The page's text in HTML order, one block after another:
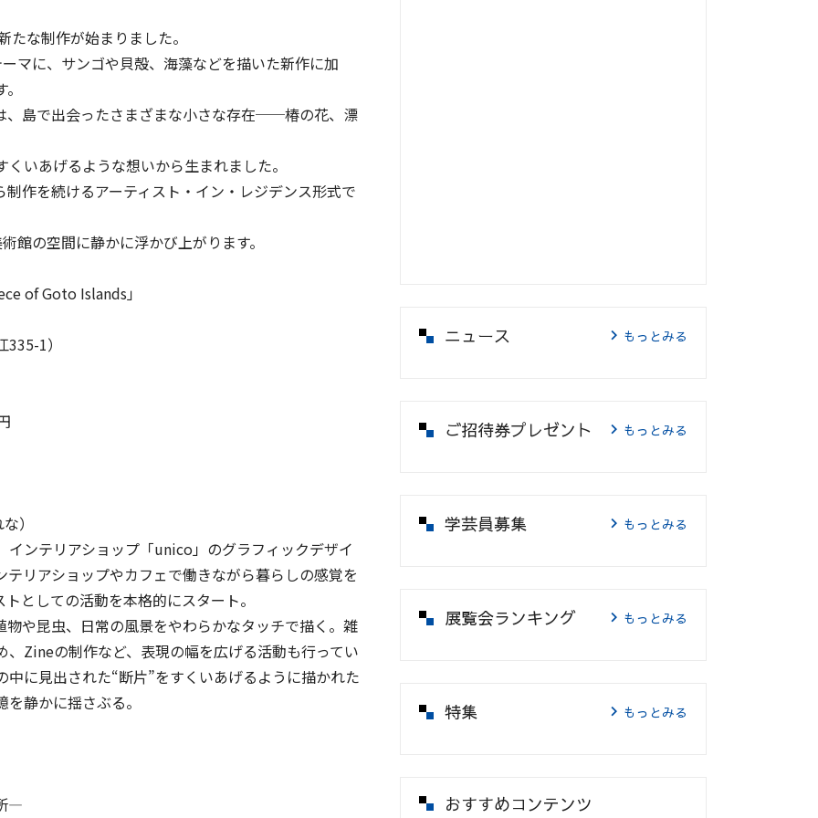
な制作が始まりました。
マに、サンゴや貝殻、海藻などを描いた新作に加
、島で出会ったさまざまな小さな存在──椿の花、漂
いあげるような想いから生まれました。
作を続けるアーティスト・イン・レジデンス形式で
館の空間に静かに浮かび上がります。
of Goto Islands」
1）
）
ンテリアショップ「unico」のグラフィックデザイ
リアショップやカフェで働きながら暮らしの感覚を
としての活動を本格的にスタート。
や昆虫、日常の風景をやわらかなタッチで描く。雑
Zineの制作など、表現の幅を広げる活動も行ってい
に見出された“断片”をすくいあげるように描かれた
静かに揺さぶる。
―
ニュース もっとみる
ご招待券プレゼント もっとみる
学芸員募集 もっとみる
展覧会ランキング もっとみる
特集 もっとみる
おすすめコンテンツ